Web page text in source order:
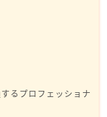
るプロフェッショナ